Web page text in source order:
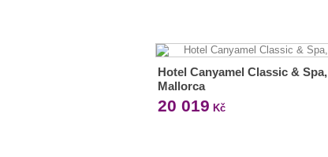
Hotel Canyamel Classic & Spa,
Mallorca
20 019 Kč